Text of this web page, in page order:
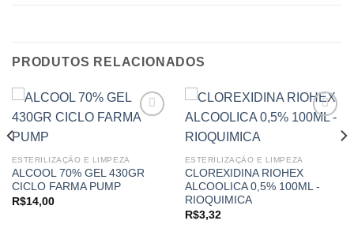
PRODUTOS RELACIONADOS
ESTERILIZAÇÃO E LIMPEZA
ALCOOL 70% GEL 430GR
CICLO FARMA PUMP
R$14,00
ESTERILIZAÇÃO E LIMPEZA
CLOREXIDINA RIOHEX
ALCOOLICA 0,5% 100ML -
RIOQUIMICA
R$3,32